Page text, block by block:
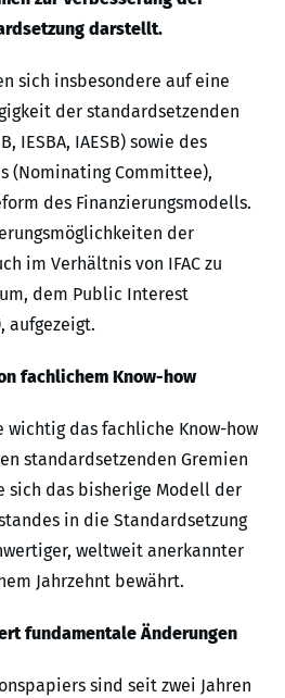
darstellt.
sich insbesondere auf eine
der standardsetzenden
IESBA, IAESB) sowie des
(Nominating Committee),
des Finanzierungsmodells.
der
im Verhältnis von IFAC zu
dem Public Interest
aufgezeigt.
fachlichem Know-how
wichtig das fachliche Know-how
standardsetzenden Gremien
sich das bisherige Modell der
in die Standardsetzung
weltweit anerkannter
Jahrzehnt bewährt.
fundamentale Änderungen
sind seit zwei Jahren